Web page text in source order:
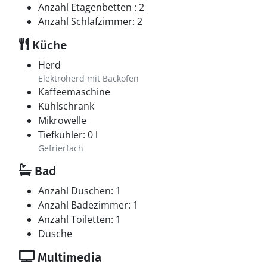
Anzahl Etagenbetten : 2
Anzahl Schlafzimmer: 2
Küche
Herd
Elektroherd mit Backofen
Kaffeemaschine
Kühlschrank
Mikrowelle
Tiefkühler: 0 l
Gefrierfach
Bad
Anzahl Duschen: 1
Anzahl Badezimmer: 1
Anzahl Toiletten: 1
Dusche
Multimedia